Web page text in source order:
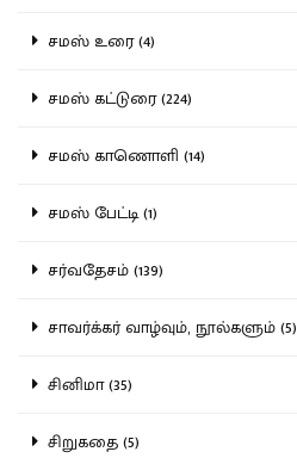
சமஸ் உரை (4)
சமஸ் கட்டுரை (224)
சமஸ் காணொளி (14)
சமஸ் பேட்டி (1)
சர்வதேசம் (139)
சாவர்க்கர் வாழ்வும், நூல்களும் (5)
சினிமா (35)
சிறுகதை (5)